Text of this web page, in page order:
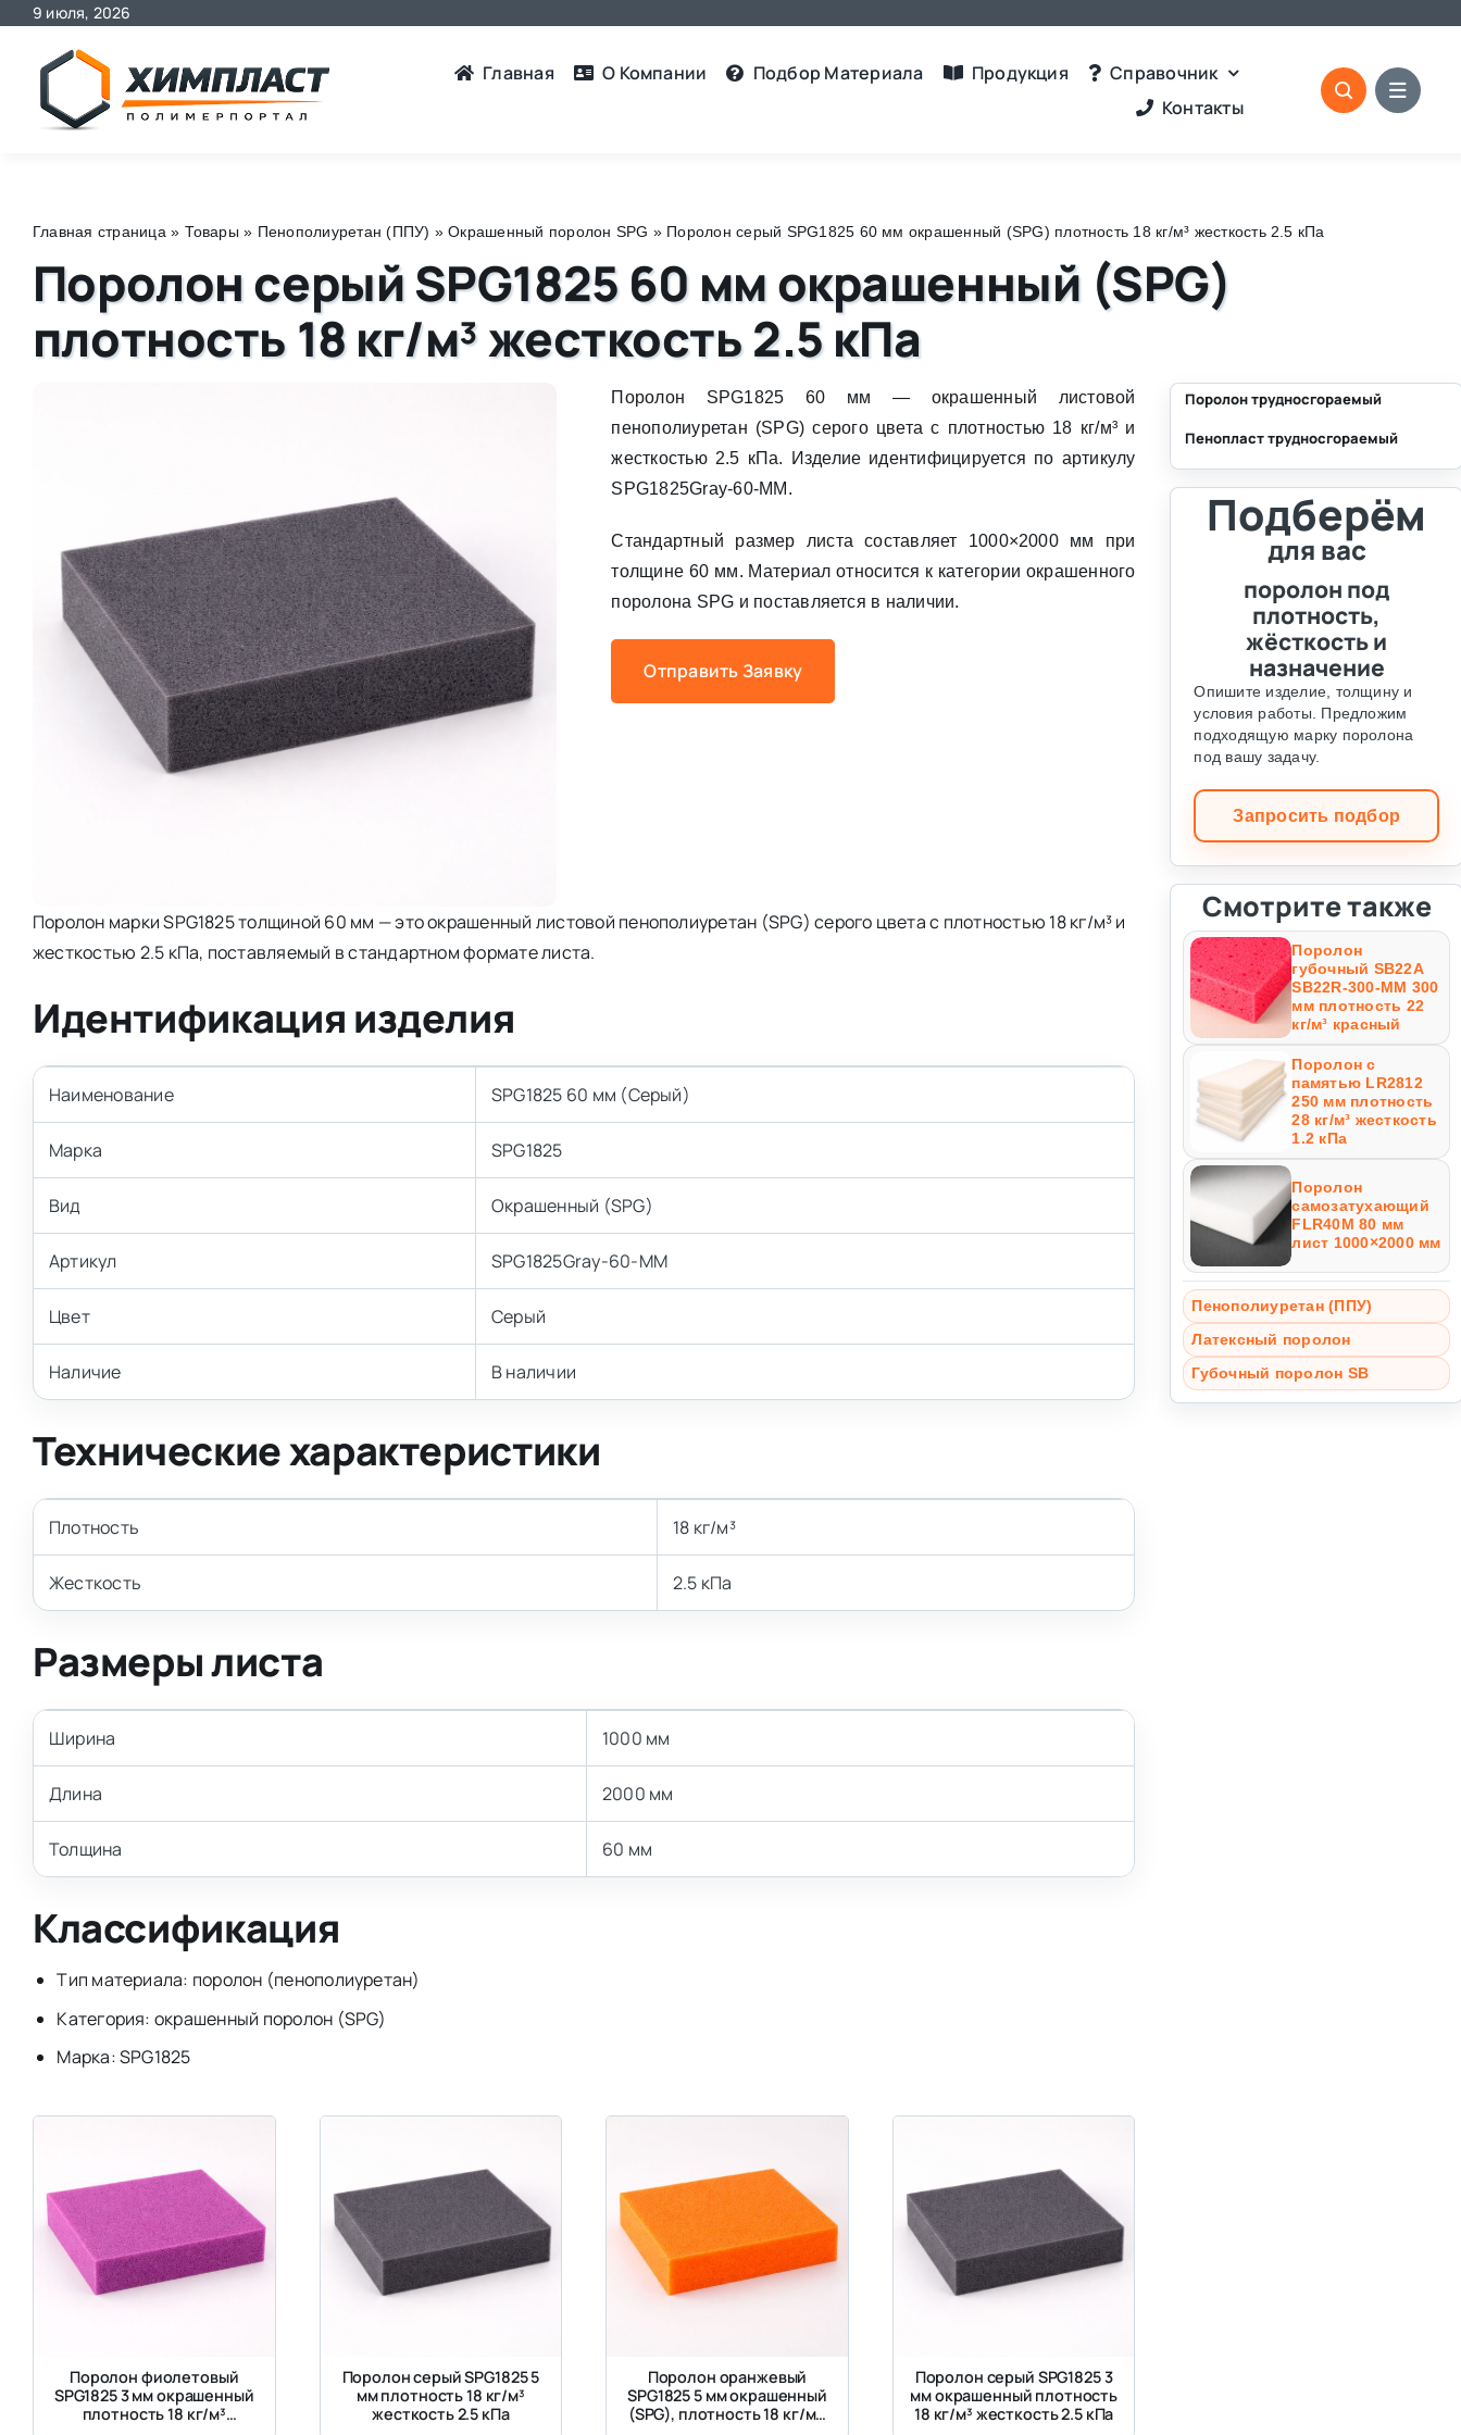
Skip
content
9 июля, 2026
Главная О Компании Подбор Материалa Продукция
Справочник
Контакты
Главная страница » Товары » Пенополиуретан (ППУ) »Окрашенный поролон SPG » Поролон серый SPG1825 60 мм окрашенный (SPG) плотность 18 кг/м³ жесткость 2.5 кПа
Поролон серый SPG1825 60 мм окрашенный (SPG)
плотность 18 кг/м³ жесткость 2.5 кПа
Поролон SPG1825 60 мм — окрашенный листовой
пенополиуретан (SPG) серого цвета с плотностью 18 кг/м³ и
жесткостью 2.5 кПа. Изделие идентифицируется по артикулу
SPG1825Gray-60-MM.
Стандартный размер листа составляет 1000×2000 мм при
толщине 60 мм. Материал относится к категории окрашенного
поролона SPG и поставляется в наличии.
Отправить Заявку
Поролон марки SPG1825 толщиной 60 мм — это окрашенный листовой пенополиуретан (SPG) серого цвета с плотностью 18 кг/м³ и
жесткостью 2.5 кПа, поставляемый в стандартном формате листа.
Идентификация изделия
Наименование SPG1825 60 мм (Серый)
Марка SPG1825
Вид Окрашенный (SPG)
Артикул SPG1825Gray-60-MM
Цвет Серый
Наличие В наличии
Технические характеристики
Плотность 18 кг/м³
Жесткость 2.5 кПа
Размеры листа
Ширина 1000 мм
Длина 2000 мм
Толщина 60 мм
Классификация
Тип материала: поролон (пенополиуретан)
Категория: окрашенный поролон (SPG)
Марка: SPG1825
Поролон фиолетовый
SPG1825 3 мм окрашенный
плотность 18 кг/м³
Поролон серый SPG1825 5
мм плотность 18 кг/м³
жесткость 2.5 кПа
Поролон оранжевый
SPG1825 5 мм окрашенный
(SPG), плотность 18 кг/м³,
Поролон серый SPG1825 3
мм окрашенный плотность
18 кг/м³ жесткость 2.5 кПа
Поролон трудносгораемый
Пенопласт трудносгораемый
Подберём
для вас
поролон под
плотность,
жёсткость и
назначение
Опишите изделие, толщину и
условия работы. Предложим
подходящую марку поролона
под вашу задачу.
Запросить подбор
Смотрите также
Поролон
губочный SB22A
SB22R-300-MM 300
мм плотность 22
кг/м³ красный
Поролон с
памятью LR2812
250 мм плотность
28 кг/м³ жесткость
1.2 кПа
Поролон
самозатухающий
FLR40M 80 мм
лист 1000×2000 мм
Пенополиуретан (ППУ)
Латексный поролон
Губочный поролон SB